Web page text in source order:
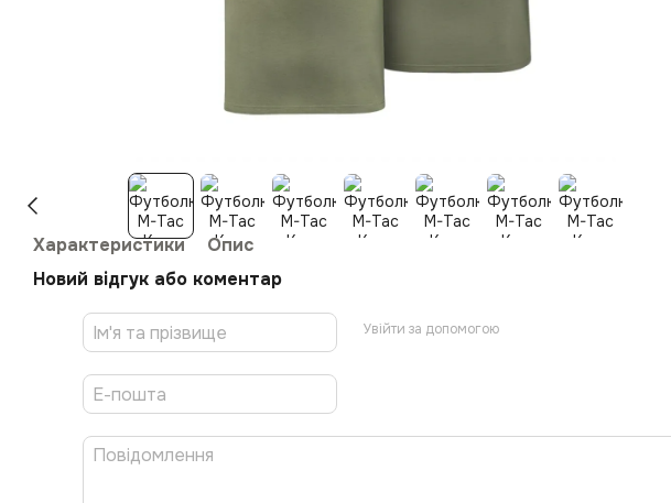
Характеристики
Опис
Новий відгук або коментар
Увійти за допомогою